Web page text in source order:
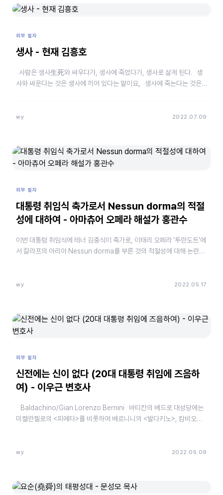
외부 필자
생사 - 현재 김흥호
사람은 생사生死와 싸우다가, 생사에 죽었다가, 생사로 살게 된다. 생
사와 싸운다는 것은 생사에 끼어 있다는 말이요, 생사에 죽는다는 것은
wy 2022.07.09
외부 필자
대통령 취임식 축가로서 Nessun dorma의 적절
성에 대하여 - 아마츄어 오페라 해설가 홍관수
이번 대통령 취임식에 테너 김충식이 축가로, 이태리 오페라 '투란도트'에
서 칼라프의 아리아 Nessun dorma를 부른 것의 적절성에 대해 논란이
wy 2022.05.17
외부 필자
신전에는 신이 없다 (20대 대통령 취임에 즈음하
여) - 이우근 변호사
미켈란젤로의 <피에타>를 비롯하여 베르니니의 <발다키노>, 캄비오…
wy 2022.05.09